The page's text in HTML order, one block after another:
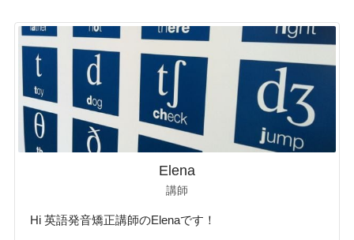
Elena
講師
Hi 英語発音矯正講師のElenaです！